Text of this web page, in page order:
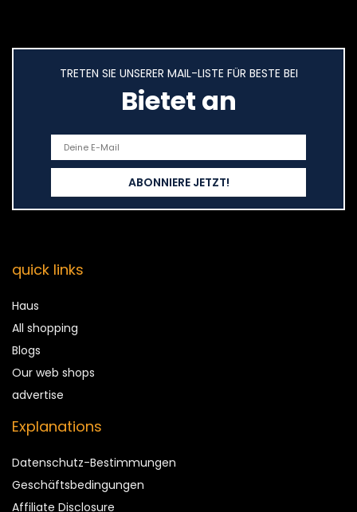
TRETEN SIE UNSERER MAIL-LISTE FÜR BESTE BEI
Bietet an
quick links
Haus
All shopping
Blogs
Our web shops
advertise
Explanations
Datenschutz-Bestimmungen
Geschäftsbedingungen
Affiliate Disclosure